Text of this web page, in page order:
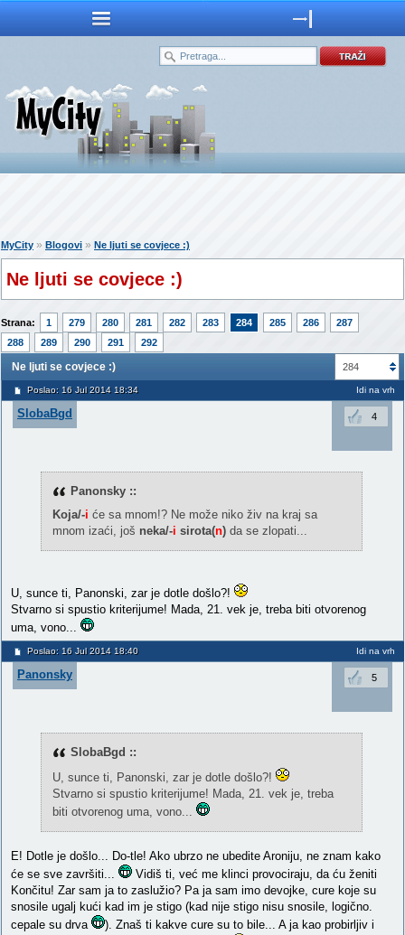
MyCity » Blogovi » Ne ljuti se covjece :)
Ne ljuti se covjece :)
Strana: 1 279 280 281 282 283 284 285 286
287
288
289 290 291 292
284
Ne ljuti se covjece :)
Poslao: 16 Jul 2014 18:34 Idi na vrh
SlobaBgd 4
Panonsky ::
Koja/-i će sa mnom!? Ne može niko živ na kraj sa
mnom izaći, još neka/-i sirota(n)da se zlopati...
U, sunce ti, Panonski, zar je dotle došlo?!
Stvarno si spustio kriterijume! Mada, 21. vek je, treba biti otvorenog
uma, vono...
Poslao: 16 Jul 2014 18:40 Idi na vrh
Panonsky 5
SlobaBgd ::
U, sunce ti, Panonski, zar je dotle došlo?!
Stvarno si spustio kriterijume! Mada, 21. vek je, treba
biti otvorenog uma, vono...
E! Dotle je došlo... Do-tle! Ako ubrzo ne ubedite Aroniju, ne znam kako
će se sve završiti...
Vidiš ti, već me klinci provociraju, da ću ženiti
Končitu! Zar sam ja to zaslužio? Pa ja sam imo devojke, cure koje su
snosile ugalj kući kad im je stigo (kad nije stigo nisu snosile, logično.
cepale su drva
). Znaš ti kakve cure su to bile... A ja kao probirljiv i